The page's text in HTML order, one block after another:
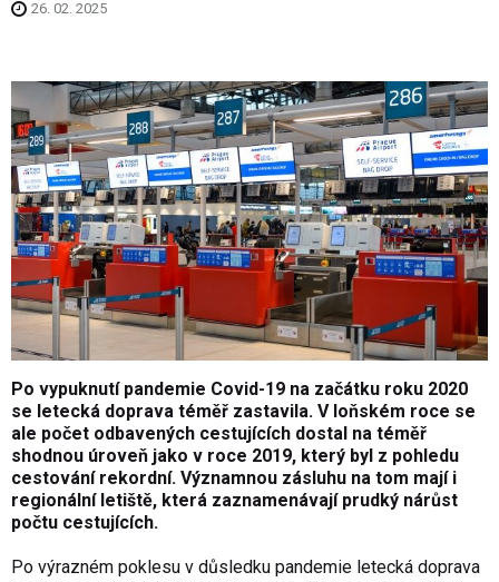
26. 02. 2025
Po vypuknutí pandemie Covid-19 na začátku roku 2020
se letecká doprava téměř zastavila. V loňském roce se
ale počet odbavených cestujících dostal na téměř
shodnou úroveň jako v roce 2019, který byl z pohledu
cestování rekordní. Významnou zásluhu na tom mají i
regionální letiště, která zaznamenávají prudký nárůst
počtu cestujících.
Po výrazném poklesu v důsledku pandemie letecká doprava